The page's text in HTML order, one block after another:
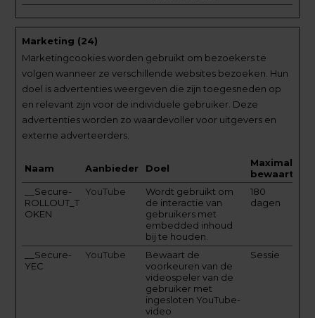
Marketing (24)
Marketingcookies worden gebruikt om bezoekers te
volgen wanneer ze verschillende websites bezoeken. Hun
doel is advertenties weergeven die zijn toegesneden op
en relevant zijn voor de individuele gebruiker. Deze
advertenties worden zo waardevoller voor uitgevers en
externe adverteerders.
Naam Aanbieder Doel
Maximale
__Secure-
ROLLOUT_T
OKEN
YouTube
Wordt gebruikt om
de interactie van
gebruikers met
embedded inhoud
bij te houden.
180
dagen
__Secure-
YEC
YouTube
Bewaart de
voorkeuren van de
videospeler van de
gebruiker met
ingesloten YouTube-
video
Sessie